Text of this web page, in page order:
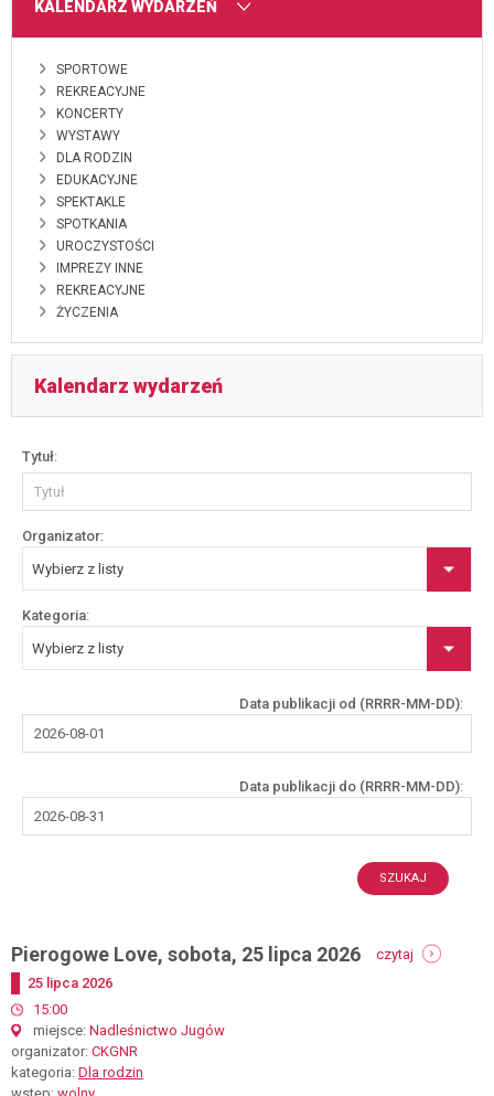
MENU
KALENDARZ WYDARZEŃ
SPORTOWE
REKREACYJNE
KONCERTY
WYSTAWY
DLA RODZIN
EDUKACYJNE
SPEKTAKLE
SPOTKANIA
UROCZYSTOŚCI
IMPREZY INNE
REKREACYJNE
ŻYCZENIA
Kalendarz wydarzeń
Wyszukiwarka
Tytuł
Organizator
Wybierz z listy
Kategoria
Wybierz z listy
Data publikacji od (RRRR-MM-DD)
Data publikacji do (RRRR-MM-DD)
SZUKAJ
Pierogowe Love, sobota, 25 lipca 2026 czytaj
pierogowe
Dodano
25 lipca 2026
start
15:00
miejsce Nadleśnictwo Jugów
organizator CKGNR
kategoria Dla rodzin